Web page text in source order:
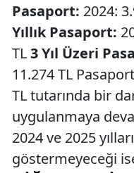
Pasaport: 2024:
Yıllık Pasaport:
TL3 Yıl Üzeri
11.274 TL
TL tutarında bir
uygulanmaya
2024 ve 2025
göstermeyeceği